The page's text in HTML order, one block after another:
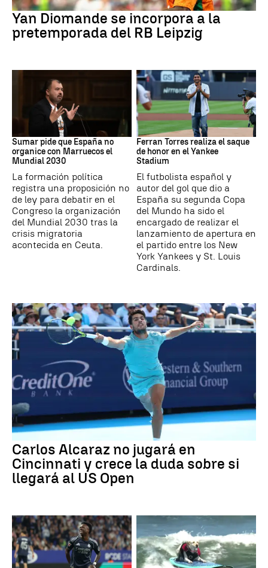
Fútbol
Yan Diomande se incorpora a la
pretemporada del RB Leipzig
Sumar pide que España no
organice con Marruecos el
Mundial 2030
La formación política
registra una proposición no
de ley para debatir en el
Congreso la organización
del Mundial 2030 tras la
crisis migratoria
acontecida en Ceuta.
MLB
Ferran Torres realiza el saque
de honor en el Yankee
Stadium
El futbolista español y
autor del gol que dio a
España su segunda Copa
del Mundo ha sido el
encargado de realizar el
lanzamiento de apertura en
el partido entre los New
York Yankees y St. Louis
Cardinals.
Carlos Alcaraz no jugará en
Cincinnati y crece la duda sobre si
llegará al US Open